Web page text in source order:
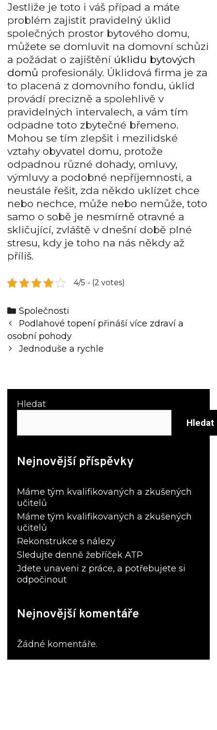
Jestliže je toto i váš případ a máte
problém zajistit pravidelný úklid
společných prostor bytového domu,
můžete se domluvit na domovní schůzi
a požádat o zajištění úklidu bytových
domů profesionály. Úklidová firma je za
to placená z domovního fondu, úklid
provádí precizně a spolehlivě v
pravidelných intervalech, a vám tím
odpadne toto zbytečné břemeno.
Mohou se tím zlepšit i mezilidské
vztahy obyvatel domu, protože
odpadnou různé dohady, omluvy,
výmluvy a podobné nepříjemnosti, a
neustále řešit, zda někdo uklízet chce
nebo nechce, může nebo nemůže, toto
samo o sobě je nesmírně otravné a
skličující, zvláště v dnešní době plné
stresu, kdy je toho na nás někdy až
příliš.
4/5 - (2 votes)
Categories
Společnosti
Post
navigation
Podlahové topení přináší více zdraví a
osobní pohody
Jednoduše a rychle
Hledat
Hledat
Nejnovější příspěvky
Máme tým kvalifikovaných a zkušených
učitelů
Máme tým kvalifikovaných a zkušených
učitelů
Rekonstrukce s nálezy
Sledujte denně žebříček ATP
Jdete unaveni z práce, a potřebujete si
odpočinout
Nejnovější komentáře
Žádné komentáře.